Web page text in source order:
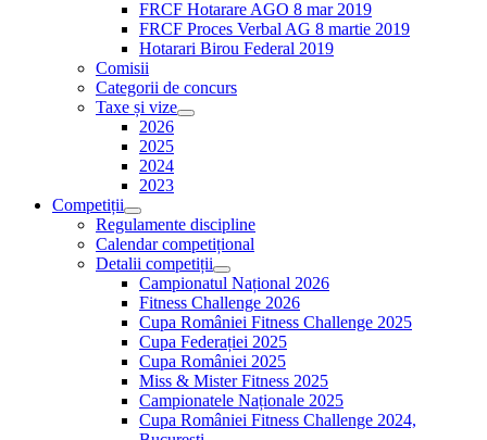
FRCF Hotarare AGO 8 mar 2019
FRCF Proces Verbal AG 8 martie 2019
Hotarari Birou Federal 2019
Comisii
Categorii de concurs
Taxe și vize
2026
2025
2024
2023
Competiții
Regulamente discipline
Calendar competițional
Detalii competiții
Campionatul Național 2026
Fitness Challenge 2026
Cupa României Fitness Challenge 2025
Cupa Federației 2025
Cupa României 2025
Miss & Mister Fitness 2025
Campionatele Naționale 2025
Cupa României Fitness Challenge 2024,